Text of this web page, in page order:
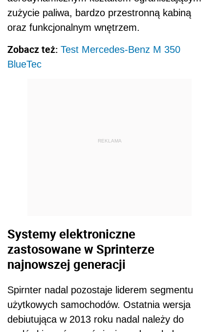
zużycie paliwa, bardzo przestronną kabiną
oraz funkcjonalnym wnętrzem.
Zobacz też: Test Mercedes-Benz M 350
BlueTec
REKLAMA
Systemy elektroniczne
zastosowane w Sprinterze
najnowszej generacji
Spirnter nadal pozostaje liderem segmentu
użytkowych samochodów. Ostatnia wersja
debiutująca w 2013 roku nadal należy do